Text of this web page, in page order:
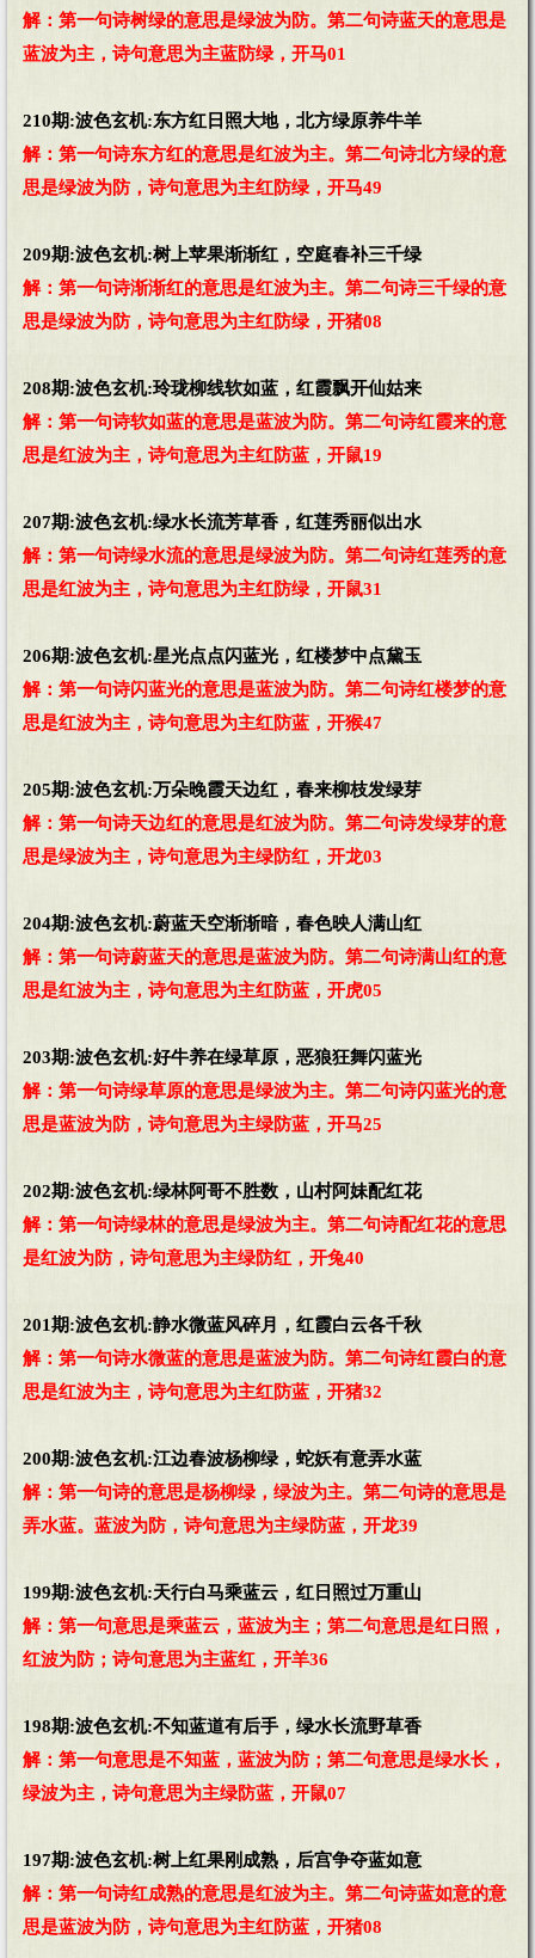
解：第一句诗树绿的意思是绿波为防。第二句诗蓝天的意思是
蓝波为主，诗句意思为主蓝防绿，开马01
210期:波色玄机:东方红日照大地，北方绿原养牛羊
解：第一句诗东方红的意思是红波为主。第二句诗北方绿的意
思是绿波为防，诗句意思为主红防绿，开马49
209期:波色玄机:树上苹果渐渐红，空庭春补三千绿
解：第一句诗渐渐红的意思是红波为主。第二句诗三千绿的意
思是绿波为防，诗句意思为主红防绿，开猪08
208期:波色玄机:玲珑柳线软如蓝，红霞飘开仙姑来
解：第一句诗软如蓝的意思是蓝波为防。第二句诗红霞来的意
思是红波为主，诗句意思为主红防蓝，开鼠19
207期:波色玄机:绿水长流芳草香，红莲秀丽似出水
解：第一句诗绿水流的意思是绿波为防。第二句诗红莲秀的意
思是红波为主，诗句意思为主红防绿，开鼠31
206期:波色玄机:星光点点闪蓝光，红楼梦中点黛玉
解：第一句诗闪蓝光的意思是蓝波为防。第二句诗红楼梦的意
思是红波为主，诗句意思为主红防蓝，开猴47
205期:波色玄机:万朵晚霞天边红，春来柳枝发绿芽
解：第一句诗天边红的意思是红波为防。第二句诗发绿芽的意
思是绿波为主，诗句意思为主绿防红，开龙03
204期:波色玄机:蔚蓝天空渐渐暗，春色映人满山红
解：第一句诗蔚蓝天的意思是蓝波为防。第二句诗满山红的意
思是红波为主，诗句意思为主红防蓝，开虎05
203期:波色玄机:好牛养在绿草原，恶狼狂舞闪蓝光
解：第一句诗绿草原的意思是绿波为主。第二句诗闪蓝光的意
思是蓝波为防，诗句意思为主绿防蓝，开马25
202期:波色玄机:绿林阿哥不胜数，山村阿妹配红花
解：第一句诗绿林的意思是绿波为主。第二句诗配红花的意思
是红波为防，诗句意思为主绿防红，开兔40
201期:波色玄机:静水微蓝风碎月，红霞白云各千秋
解：第一句诗水微蓝的意思是蓝波为防。第二句诗红霞白的意
思是红波为主，诗句意思为主红防蓝，开猪32
200期:波色玄机:江边春波杨柳绿，蛇妖有意弄水蓝
解：第一句诗的意思是杨柳绿，绿波为主。第二句诗的意思是
弄水蓝。蓝波为防，诗句意思为主绿防蓝，开龙39
199期:波色玄机:天行白马乘蓝云，红日照过万重山
解：第一句意思是乘蓝云，蓝波为主；第二句意思是红日照，
红波为防；诗句意思为主蓝红，开羊36
198期:波色玄机:不知蓝道有后手，绿水长流野草香
解：第一句意思是不知蓝，蓝波为防；第二句意思是绿水长，
绿波为主，诗句意思为主绿防蓝，开鼠07
197期:波色玄机:树上红果刚成熟，后宫争夺蓝如意
解：第一句诗红成熟的意思是红波为主。第二句诗蓝如意的意
思是蓝波为防，诗句意思为主红防蓝，开猪08